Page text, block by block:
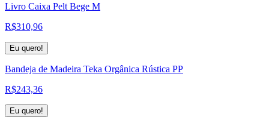
Livro Caixa Pelt Bege M
R$310,96
Eu quero!
Bandeja de Madeira Teka Orgânica Rústica PP
R$243,36
Eu quero!